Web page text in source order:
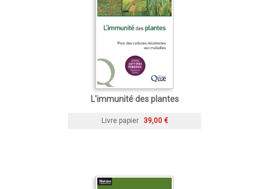
L'immunité des plantes
Livre papier 39,00 €